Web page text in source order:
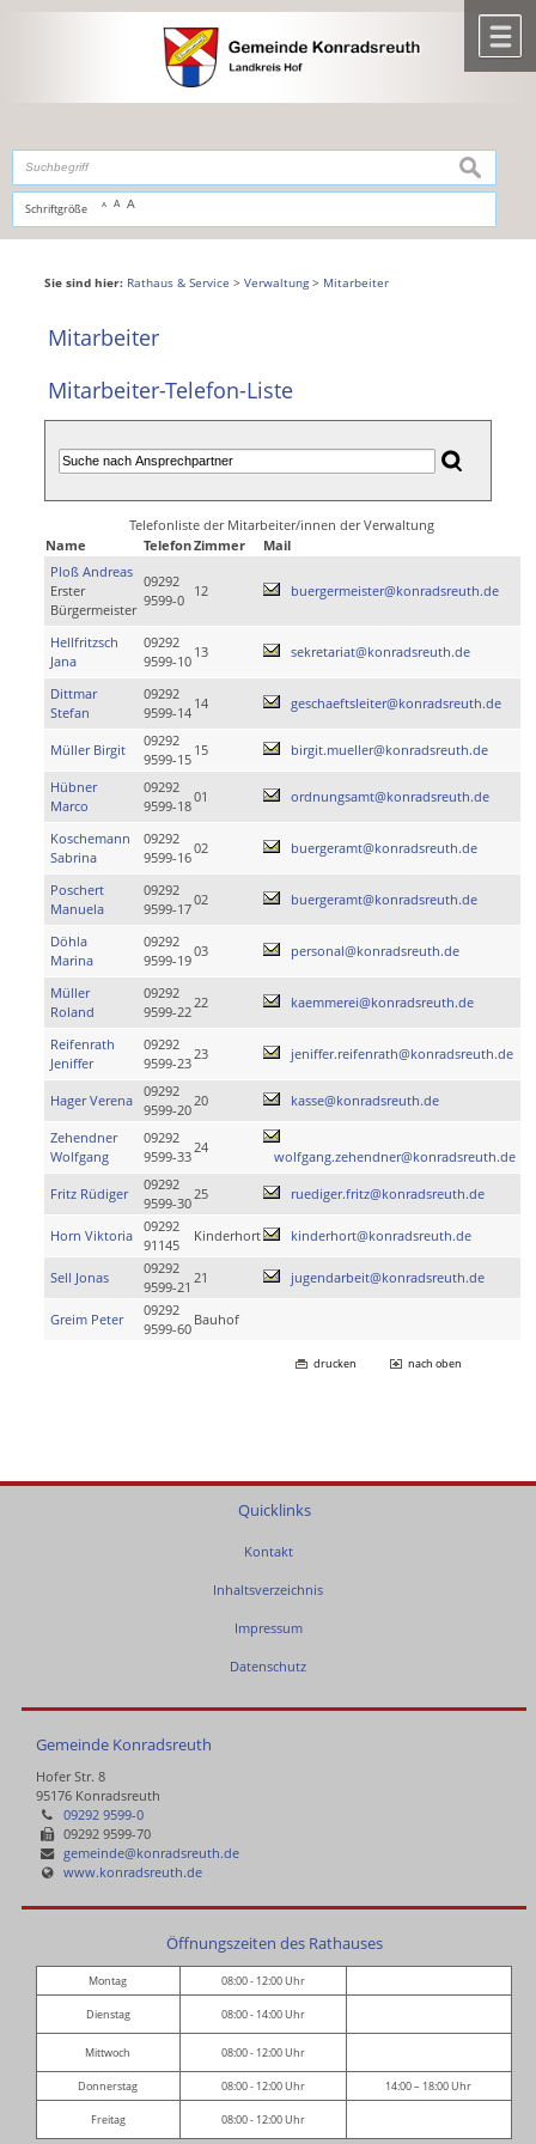
,zur Navigationoderzur Startseitespringen.
Schriftgröße A A A
suchen
Sie sind hier: Rathaus & Service > Verwaltung> Mitarbeiter
Mitarbeiter
Mitarbeiter-Telefon-Liste
Telefonliste der Mitarbeiter/innen der Verwaltung
Name
TelefonZimmer
Mail
Ploß Andreas
Erster
Bürgermeister
09292
9599-0
12 buergermeister@konradsreuth.de
Hellfritzsch
Jana
09292
9599-10
13 sekretariat@konradsreuth.de
Dittmar
Stefan
09292
9599-14
14 geschaeftsleiter@konradsreuth.de
Müller Birgit
09292
9599-15
15 birgit.mueller@konradsreuth.de
Hübner
Marco
09292
9599-18
01 ordnungsamt@konradsreuth.de
Koschemann
Sabrina
09292
9599-16
02 buergeramt@konradsreuth.de
Poschert
Manuela
09292
9599-17
02 buergeramt@konradsreuth.de
Döhla
Marina
09292
9599-19
03 personal@konradsreuth.de
Müller
Roland
09292
9599-22
22 kaemmerei@konradsreuth.de
Reifenrath
Jeniffer
09292
9599-23
23 jeniffer.reifenrath@konradsreuth.de
Hager Verena
09292
9599-20
20 kasse@konradsreuth.de
Zehendner
Wolfgang
09292
9599-33
24
wolfgang.zehendner@konradsreuth.de
Fritz Rüdiger
09292
9599-30
25 ruediger.fritz@konradsreuth.de
Horn Viktoria
09292
91145
Kinderhort kinderhort@konradsreuth.de
Sell Jonas
09292
9599-21
21 jugendarbeit@konradsreuth.de
Greim Peter
09292
9599-60
Bauhof
drucken nach oben
Quicklinks
Kontakt
Inhaltsverzeichnis
Impressum
Datenschutz
Gemeinde Konradsreuth
Hofer Str. 8
95176 Konradsreuth
09292 9599-0
09292 9599-70
gemeinde@konradsreuth.de
www.konradsreuth.de
Öffnungszeiten des Rathauses
Montag 08:00 - 12:00 Uhr
Dienstag 08:00 - 14:00 Uhr
Mittwoch 08:00 - 12:00 Uhr
Donnerstag 08:00 - 12:00 Uhr 14:00 – 18:00 Uhr
Freitag 08:00 - 12:00 Uhr